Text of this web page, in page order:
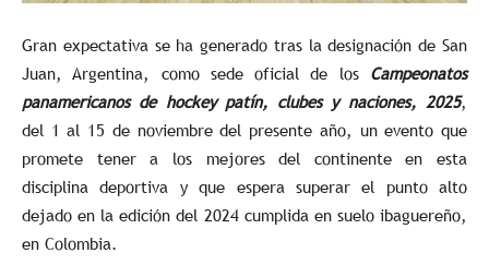
Gran expectativa se ha generado tras la designación de San
Juan, Argentina, como sede oficial de los Campeonatos
panamericanos de hockey patín, clubes y naciones, 2025,
del 1 al 15 de noviembre del presente año, un evento que
promete tener a los mejores del continente en esta
disciplina deportiva y que espera superar el punto alto
dejado en la edición del 2024 cumplida en suelo ibaguereño,
en Colombia.